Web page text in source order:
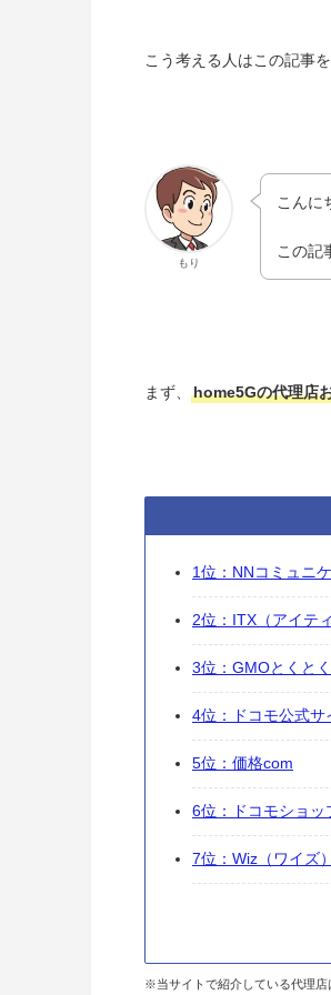
こう考える人はこの記事
もり
こんに
この記
まず、 home5Gの代理店
1位：NNコミュニ
2位：ITX（アイテ
3位：GMOとくと
4位：ドコモ公式サ
5位：価格com
6位：ドコモショッ
7位：Wiz（ワイズ）
※当サイトで紹介している代理店